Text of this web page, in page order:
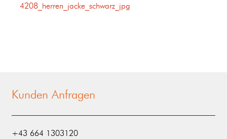
4208_herren_jacke_schwarz_jpg
Kunden Anfragen
‭+43 664 1303120‬